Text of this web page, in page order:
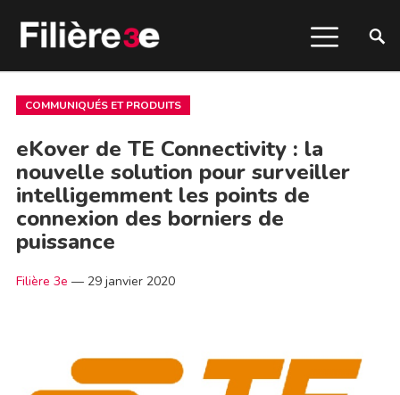
COMMUNIQUÉS ET PRODUITS
eKover de TE Connectivity : la
nouvelle solution pour surveiller
intelligemment les points de
connexion des borniers de
puissance
Filière 3e — 29 janvier 2020